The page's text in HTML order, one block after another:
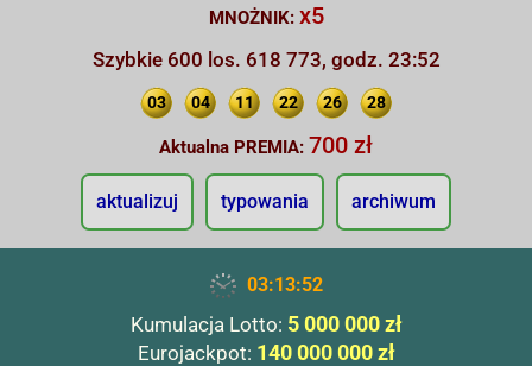
MNOŻNIK: x5
Szybkie 600 los. 618 773, godz. 23:52
03 04 11 22 26 28
Aktualna PREMIA: 700 zł
aktualizuj typowania archiwum
03:13:53
Kumulacja Lotto: 5 000 000 zł
Eurojackpot: 140 000 000 zł